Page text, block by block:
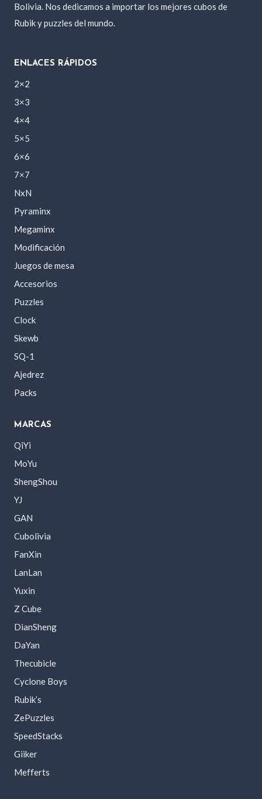
Bolivia. Nos dedicamos a importar los mejores cubos de
Rubik y puzzles del mundo.
ENLACES RÁPIDOS
2×2
3×3
4×4
5×5
6×6
7×7
NxN
Pyraminx
Megaminx
Modificación
Juegos de mesa
Accesorios
Puzzles
Clock
Skewb
SQ-1
Ajedrez
Packs
MARCAS
QiYi
MoYu
ShengShou
YJ
GAN
Cubolivia
FanXin
LanLan
Yuxin
Z Cube
DianSheng
DaYan
Thecubicle
Cyclone Boys
Rubik’s
ZePuzzles
SpeedStacks
Giiker
Mefferts